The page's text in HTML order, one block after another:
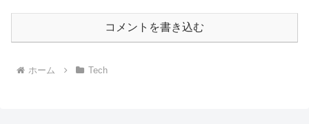
コメントを書き込む
ホーム Tech